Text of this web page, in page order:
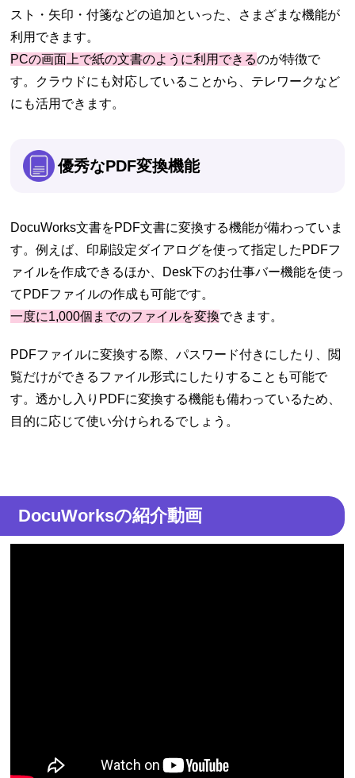
スト・矢印・付箋などの追加といった、さまざまな機能が
利用できます。
PCの画面上で紙の文書のように利用できるのが特徴で
す。クラウドにも対応していることから、テレワークなど
にも活用できます。
優秀なPDF変換機能
DocuWorks文書をPDF文書に変換する機能が備わっていま
す。例えば、印刷設定ダイアログを使って指定したPDFフ
ァイルを作成できるほか、Desk下のお仕事バー機能を使っ
てPDFファイルの作成も可能です。
一度に1,000個までのファイルを変換できます。
PDFファイルに変換する際、パスワード付きにしたり、閲
覧だけができるファイル形式にしたりすることも可能で
す。透かし入りPDFに変換する機能も備わっているため、
目的に応じて使い分けられるでしょう。
DocuWorksの紹介動画